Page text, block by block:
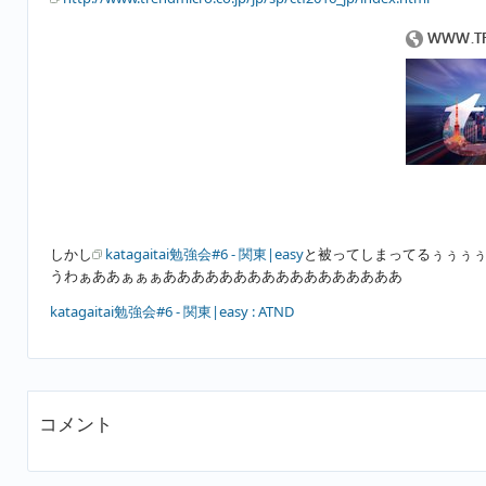
しかし katagaitai勉強会#6 - 関東|easyと被ってしまってるぅぅぅ
うわぁああぁぁぁあああああああああああああああああ
katagaitai勉強会#6 - 関東|easy : ATND
コメント